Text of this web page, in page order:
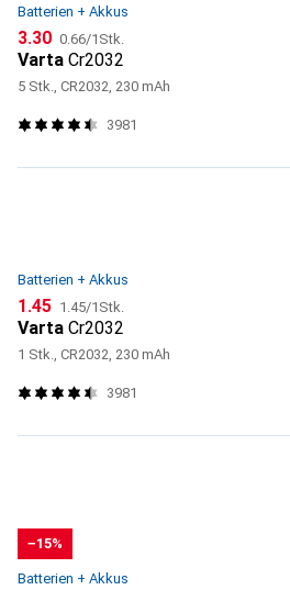
Batterien + Akkus
CHF
3.30 CHF
0.66/1Stk.
Varta Cr2032
5 Stk., CR2032, 230 mAh
3981
Batterien + Akkus
CHF
1.45 CHF
1.45/1Stk.
Varta Cr2032
1 Stk., CR2032, 230 mAh
3981
−15%
Batterien + Akkus